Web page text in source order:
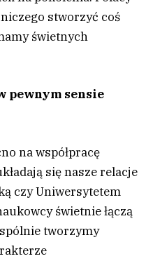
stworzyć coś
świetnych
pewnym sensie
na współpracę
się nasze relacje
czy Uniwersytetem
świetnie łączą
tworzymy